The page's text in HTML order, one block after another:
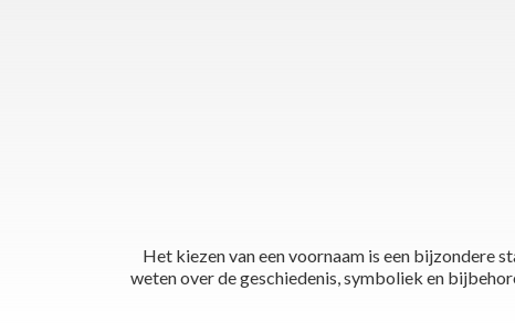
Het kiezen van een voornaam is een bijzondere
weten over de geschiedenis, symboliek en